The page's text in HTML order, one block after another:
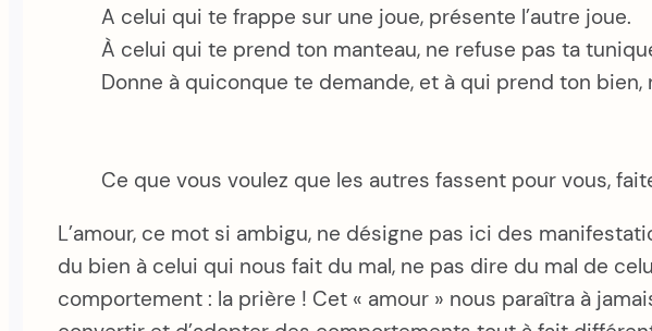
A celui qui te frappe sur une joue, présente l’autre joue.
À celui qui te prend ton manteau, ne refuse pas ta
Donne à quiconque te demande, et à qui prend ton
Ce que vous voulez que les autres fassent pour vous,
L’amour, ce mot si ambigu, ne désigne pas ici des
du bien à celui qui nous fait du mal, ne pas dire du mal de
comportement : la prière ! Cet « amour » nous paraîtra à